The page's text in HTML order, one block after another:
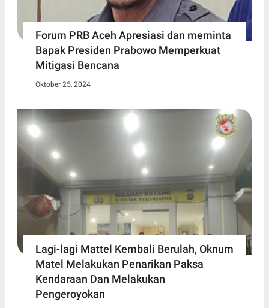
Forum PRB Aceh Apresiasi dan meminta
Bapak Presiden Prabowo Memperkuat
Mitigasi Bencana
Oktober 25, 2024
Lagi-lagi Mattel Kembali Berulah, Oknum
Matel Melakukan Penarikan Paksa
Kendaraan Dan Melakukan
Pengeroyokan